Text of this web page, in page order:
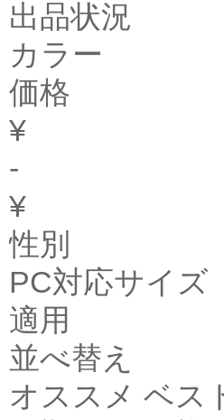
出品状況
カラー
価格
¥
-
¥
性別
PC対応サイズ
適用
並べ替え
オススメ ベス